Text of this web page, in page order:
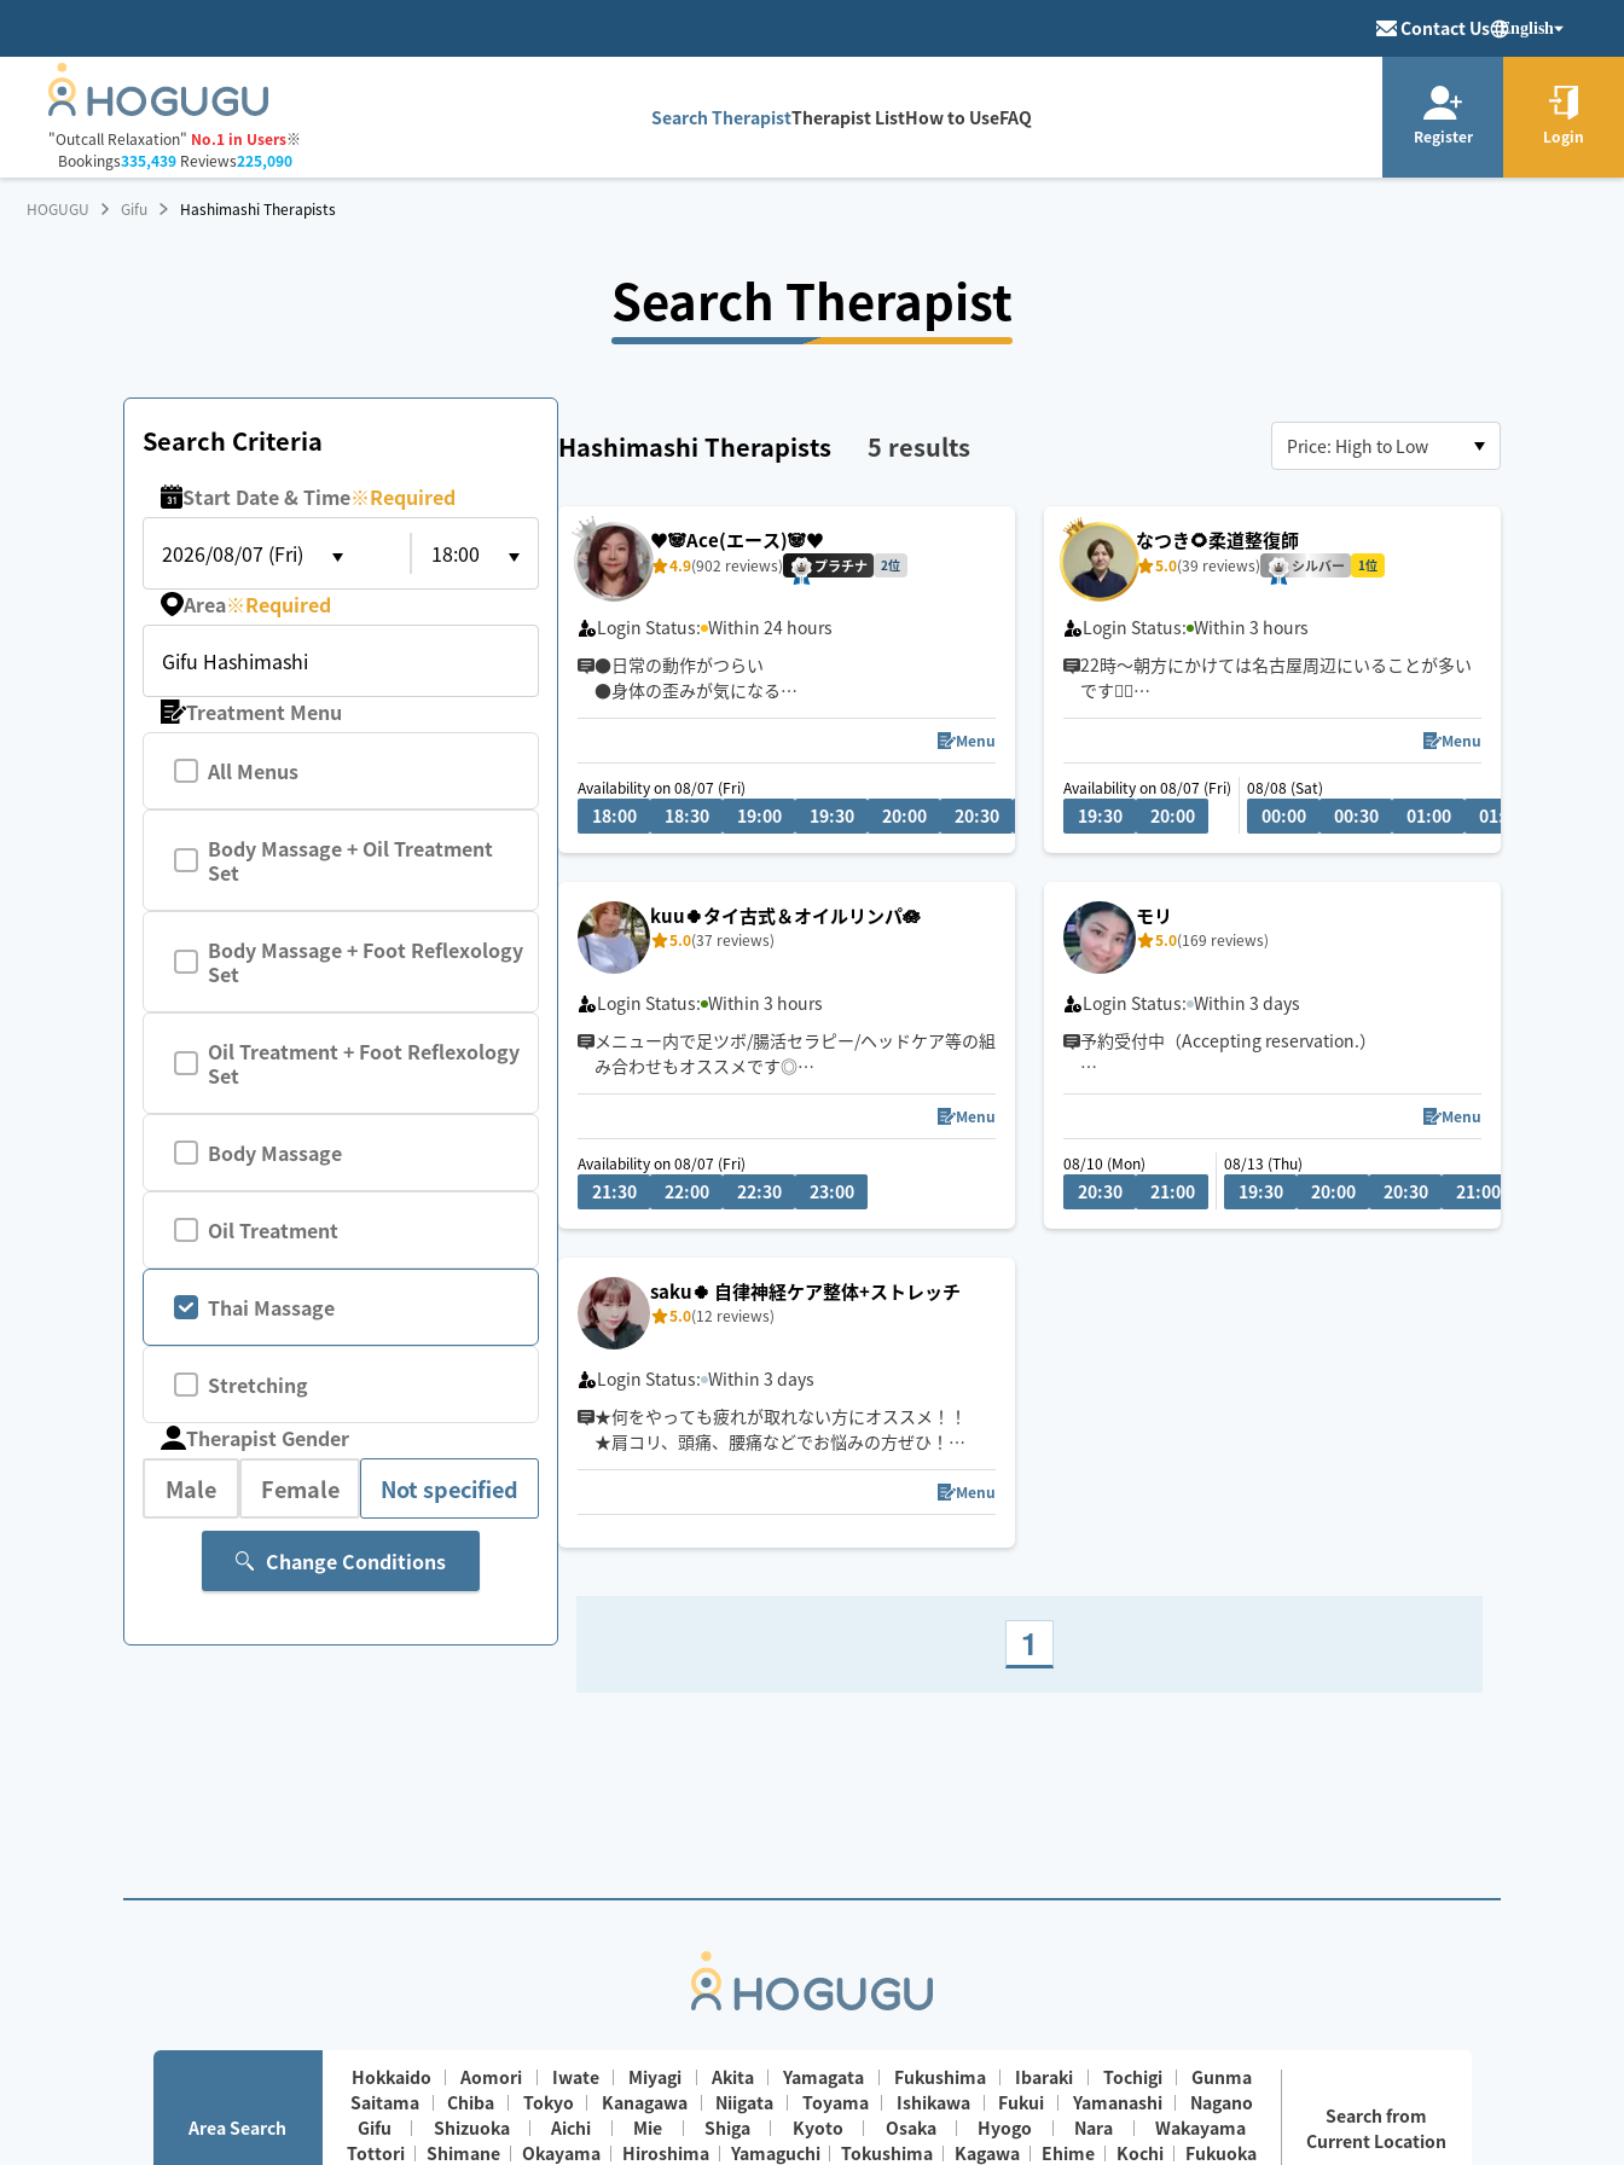
Contact Us English
"Outcall Relaxation" No.1 in Users※
Bookings335,439Reviews225,090
Search TherapistTherapist ListHow to UseFAQ
Register Login
HOGUGU Gifu Hashimashi Therapists
Search Therapist
Search Criteria
Start Date & Time※Required
2026/08/07 (Fri)
18:00
Area※Required
Gifu Hashimashi
Treatment Menu
All Menus
Body Massage + Oil Treatment
Set
Body Massage + Foot Reflexology
Set
Oil Treatment + Foot Reflexology
Set
Body Massage
Oil Treatment
Thai Massage
Stretching
Therapist Gender
Male Female Not specified
Change Conditions
Hashimashi Therapists 5 results
♥️🐼Ace(エース)🐼♥️
4.9(902 reviews) プラチナ 2位
Login Status: Within 24 hours
●日常の動作がつらい
●身体の歪みが気になる
●趣味や仕事のパフォーマンスを良くしたい
どんなお悩みにも真摯に向き合い身体の痛みや不
調、お客様の気になる所をその場しのぎではなく"根
本"から対応させて頂きます
足の浮腫み
末端冷え性
お客様の身体に合った施術でメニューをご提案させ
て頂きます👏
小さなお子さまやペットが居るお宅も歓迎です🐶😺
Menu
Availability on 08/07 (Fri)
18:00 18:30 19:00 19:30 20:00 20:30 21:30 22:00 22:30 23:00 23:30
なつき🌻柔道整復師
5.0(39 reviews) シルバー 1位
Login Status: Within 3 hours
22時〜朝方にかけては名古屋周辺にいることが多い
です💆‍♂️
💬シフト外の日時やメニューのご相談はチャットに
てお問い合わせください。
調整可能な際は出来る限り対応させていただきます
※他店舗での勤務もあり、施術中は返信や承諾が遅
くなりますのでご了承ください🙇
Menu
Availability on 08/07 (Fri)
19:30 20:00
08/08 (Sat)
00:00 00:30 01:00 01:30
kuu🍀タイ古式＆オイルリンパ🪷
5.0(37 reviews)
Login Status: Within 3 hours
メニュー内で足ツボ/腸活セラピー/ヘッドケア等の組
み合わせもオススメです◎
ゆったりとしたリズムで心身ともリラックスしてい
頭痛/肩こり/腰痛/睡眠などの慢性的なお悩みもご相
談ください。
サロンワークもありますのでリクエスト承認が遅い
Menu
Availability on 08/07 (Fri)
21:30 22:00 22:30 23:00
モリ
5.0(169 reviews)
Login Status: Within 3 days
予約受付中（Accepting reservation.）
車移動が主となっていますので、ご予約時に駐車場
の情報をいただけると大変助かります。
Menu
08/10 (Mon)
20:30 21:00
08/13 (Thu)
19:30 20:00 20:30 21:00
saku🍀 自律神経ケア整体+ストレッチ
5.0(12 reviews)
Login Status: Within 3 days
★何をやっても疲れが取れない方にオススメ！！
★肩コリ、頭痛、腰痛などでお悩みの方ぜひ！
★強揉み、弱揉み等のご希望にもバッチリ対応致し
★複数箇所へ同時にアプローチして、より効率的に
しっかりと効かせてほぐします
Menu
1
Area Search
Hokkaido Aomori Iwate Miyagi Akita Yamagata Fukushima Ibaraki Tochigi
Gunma
Saitama
Chiba Tokyo Kanagawa Niigata Toyama Ishikawa Fukui Yamanashi
Nagano
Gifu
Shizuoka Aichi Mie Shiga Kyoto Osaka Hyogo Nara
Wakayama
Tottori
Shimane Okayama Hiroshima Yamaguchi Tokushima Kagawa Ehime Kochi Fukuoka
Search from
Current Location